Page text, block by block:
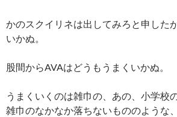
かのスクイリネは出してみろと申した
いかぬ。
股間からAVAはどうもうまくいかぬ。
うまくいくのは雑巾の、あの、小学校
雑巾のなかなか落ちないもののような